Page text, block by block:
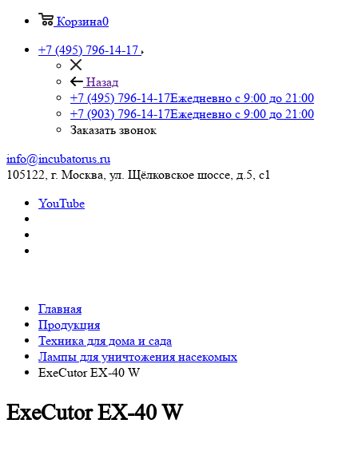
Корзина0
+7 (495) 796-14-17
Назад
+7 (495) 796-14-17Ежедневно с 9:00 до 21:00
+7 (903) 796-14-17Ежедневно с 9:00 до 21:00
Заказать звонок
info@incubatorus.ru
105122, г. Москва, ул. Щёлковское шоссе, д.5, с1
YouTube
Главная
Продукция
Техника для дома и сада
Лампы для уничтожения насекомых
ExeCutor EX-40 W
ExeCutor EX-40 W